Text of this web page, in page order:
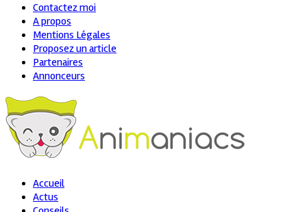
Contactez moi
A propos
Mentions Légales
Proposez un article
Partenaires
Annonceurs
Accueil
Actus